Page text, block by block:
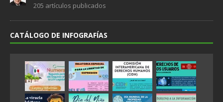
205 artículos publicados
CATÁLOGO DE INFOGRAFÍAS